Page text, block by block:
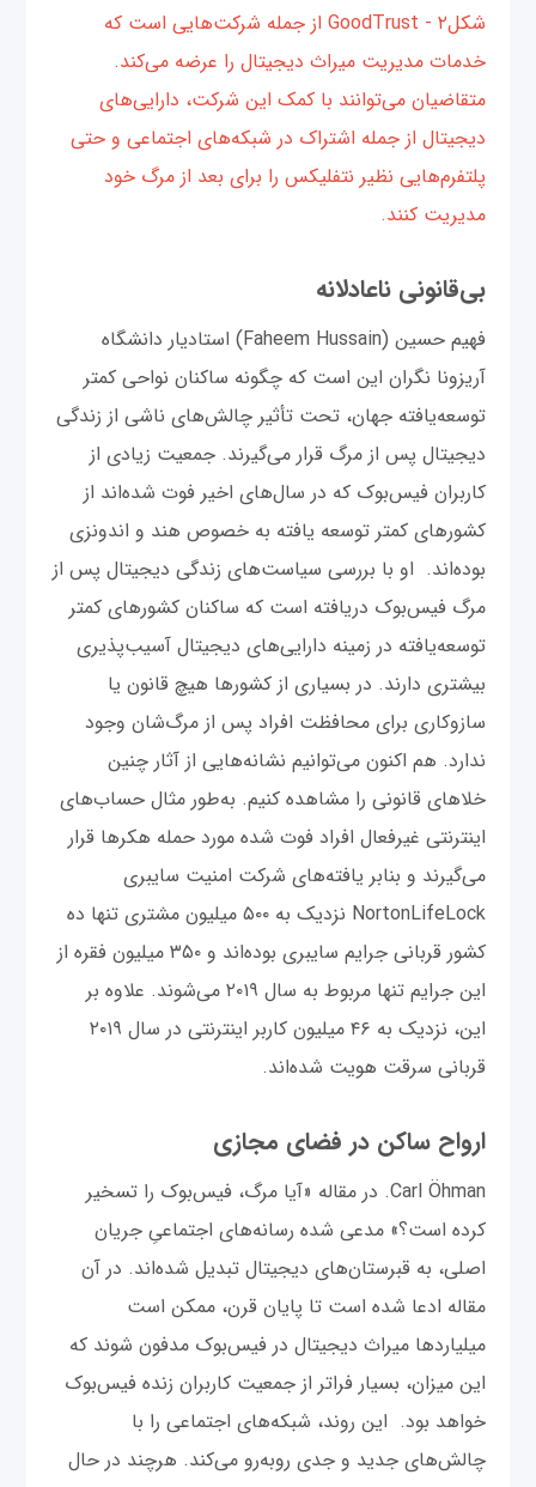
شکل۲ - GoodTrust از جمله شرکت‌هایی است که
خدمات مدیریت میراث دیجیتال را عرضه می‌کند.
متقاضیان می‌توانند با کمک این شرکت، دارایی‌های
دیجیتال از جمله اشتراک در شبکه‌های اجتماعی و حتی
پلتفرم‌هایی نظیر نتفلیکس را برای بعد از مرگ خود
مدیریت کنند.
بی‌قانونی ناعادلانه
فهیم‌ حسین (Faheem Hussain) استادیار دانشگاه
آریزونا نگران این است که چگونه ساکنان نواحی کمتر
توسعه‌یافته جهان، تحت تأثیر چالش‌های ناشی از زندگی
دیجیتال پس از مرگ قرار می‌گیرند. جمعیت زیادی از
کاربران فیس‌بوک که در سال‌های اخیر فوت شده‌اند از
کشور‌های کمتر توسعه یافته به‌ خصوص هند و اندونزی
بوده‌اند. او با بررسی سیاست‌های زندگی دیجیتال پس از
مرگ فیس‌بوک دریافته است که ساکنان کشورهای کمتر
توسعه‌یافته در زمینه دارایی‌های دیجیتال آسیب‌پذیری
بیشتری دارند. در بسیاری از کشور‌ها هیچ قانون یا
سازوکاری برای محافظت افراد پس از مرگ‌شان وجود
ندارد. هم ‌اکنون می‌توانیم نشانه‌هایی از آثار چنین
خلاهای قانونی را مشاهده کنیم. به‌طور مثال حساب‌های
اینترنتی غیرفعال افراد فوت شده مورد حمله هکرها قرار
می‌گیرند و بنابر یافته‌های شرکت امنیت سایبری
NortonLifeLock نزدیک به ۵۰۰ میلیون مشتری تنها ده
کشور قربانی جرایم سایبری بوده‌اند و ۳۵۰ میلیون فقره از
این جرایم تنها مربوط به سال ۲۰۱۹ می‌شوند. علاوه بر
این، نزدیک به ۴۶ میلیون کاربر اینترنتی در سال ۲۰۱۹
قربانی سرقت هویت شده‌اند.
ارواح ساکن در فضای مجازی
Carl Öhman. در مقاله «آیا مرگ، فیس‌بوک را تسخیر
کرده است؟» مدعی شده رسانه‌های اجتماعیِ جریان
اصلی، به قبرستان‌های دیجیتال تبدیل شده‌اند. در آن
مقاله ادعا شده است تا پایان قرن، ممکن است
میلیاردها میراث دیجیتال در فیس‌بوک مدفون شوند که
این میزان، بسیار فراتر از جمعیت کاربران زنده فیس‌بوک
خواهد بود. این روند، شبکه‌های اجتماعی را با
چالش‌های جدید و جدی روبه‌رو می‌کند. هرچند در حال